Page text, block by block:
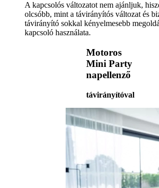
A kapcsolós változatot nem ajánljuk,
olcsóbb, mint a távirányítós változat és
távirányító sokkal kényelmesebb
kapcsoló használata.
Motoros
Mini Party
napellenző
távirányítóval